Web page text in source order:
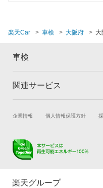
楽天Car 車検 大阪府
車検
トップ
車検の基礎知識
関連サービス
試乗・商談
キズ修理予約
メンテナンス管理
タイヤ交換サービス
企業情報 個人情報保護方針
楽天グループ